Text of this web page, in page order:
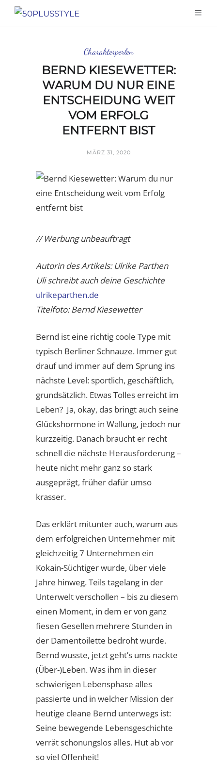
Charakterperlen
BERND KIESEWETTER:
WARUM DU NUR EINE
ENTSCHEIDUNG WEIT
VOM ERFOLG
ENTFERNT BIST
MÄRZ 31, 2020
// Werbung unbeauftragt
Autorin des Artikels: Ulrike Parthen
Uli schreibt auch deine Geschichte
ulrikeparthen.de
Titelfoto: Bernd Kiesewetter
Bernd ist eine richtig coole Type mit
typisch Berliner Schnauze. Immer gut
drauf und immer auf dem Sprung ins
nächste Level: sportlich, geschäftlich,
grundsätzlich. Etwas Tolles erreicht im
Leben? Ja, okay, das bringt auch seine
Glückshormone in Wallung, jedoch nur
kurzzeitig. Danach braucht er recht
schnell die nächste Herausforderung –
heute nicht mehr ganz so stark
ausgeprägt, früher dafür umso
krasser.
Das erklärt mitunter auch, warum aus
dem erfolgreichen Unternehmer mit
gleichzeitig 7 Unternehmen ein
Kokain-Süchtiger wurde, über viele
Jahre hinweg. Teils tagelang in der
Unterwelt verschollen – bis zu diesem
einen Moment, in dem er von ganz
fiesen Gesellen mehrere Stunden in
der Damentoilette bedroht wurde.
Bernd wusste, jetzt geht’s ums nackte
(Über-)Leben. Was ihm in dieser
schwierigen Lebensphase alles
passierte und in welcher Mission der
heutige cleane Bernd unterwegs ist:
Seine bewegende Lebensgeschichte
verrät schonungslos alles. Hut ab vor
so viel Offenheit!